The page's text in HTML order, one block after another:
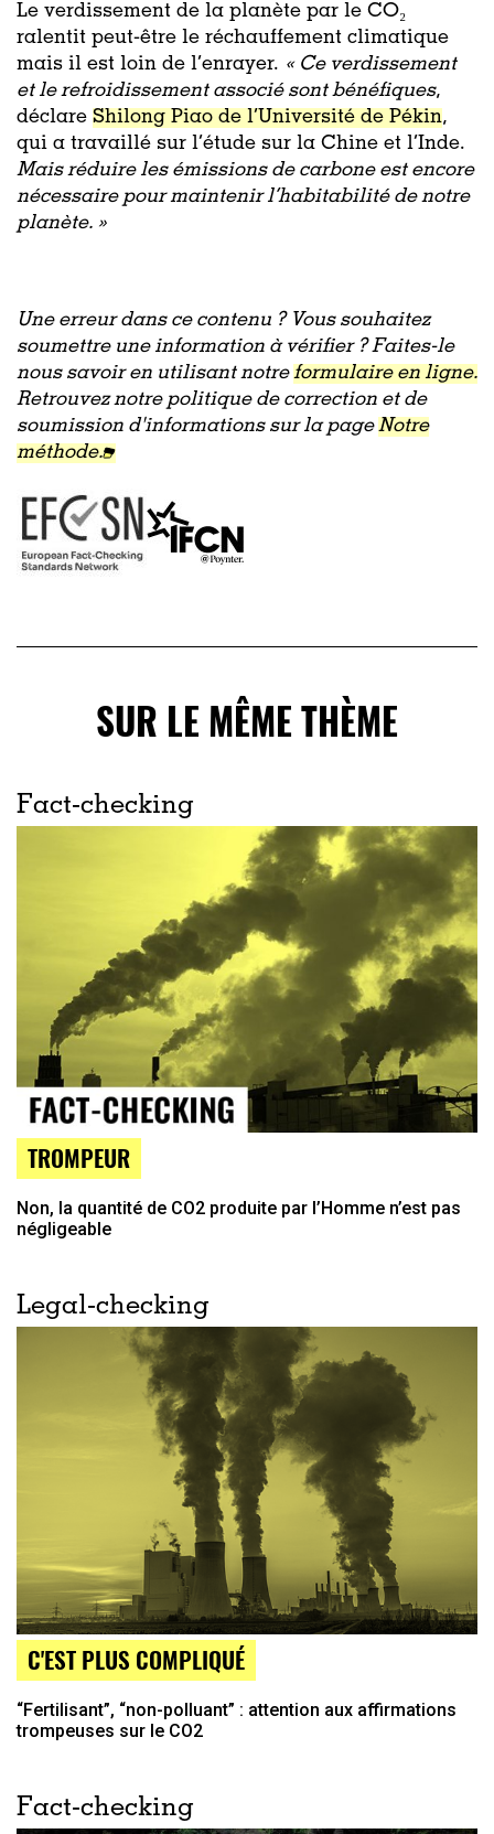
Le verdissement de la planète par le CO₂
ralentit peut-être le réchauffement climatique
mais il est loin de l’enrayer. « Ce verdissement
et le refroidissement associé sont bénéfiques,
déclare Shilong Piao de l’Université de Pékin,
qui a travaillé sur l’étude sur la Chine et l’Inde.
Mais réduire les émissions de carbone est encore
nécessaire pour maintenir l’habitabilité de notre
planète. »
Une erreur dans ce contenu ? Vous souhaitez
soumettre une information à vérifier ? Faites-le
nous savoir en utilisant notreformulaire en ligne.
Retrouvez notre politique de correction et de
soumission d'informations sur la pageNotre
méthode.
SUR LE MÊME THÈME
Fact-checking
TROMPEUR
Non, la quantité de CO2 produite par l’Homme n’est pas
négligeable
Legal-checking
C'EST PLUS COMPLIQUÉ
“Fertilisant”, “non-polluant” : attention aux affirmations
trompeuses sur le CO2
Fact-checking